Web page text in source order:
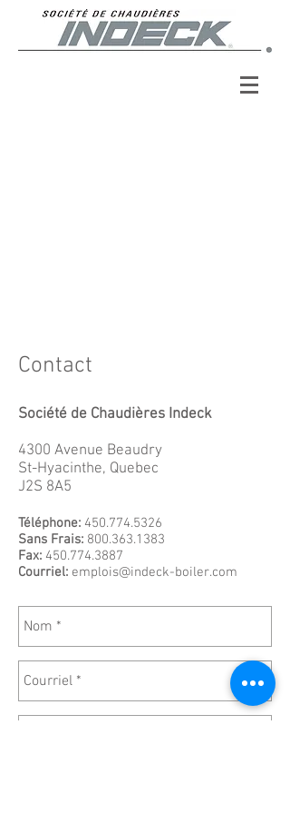
Contact
Société de Chaudières Indeck
4300 Avenue Beaudry
St-Hyacinthe, Quebec
J2S 8A5
Téléphone: 450.774.5326
Sans Frais: 800.363.1383
Fax: 450.774.3887
Courriel: emplois@indeck-boiler.com